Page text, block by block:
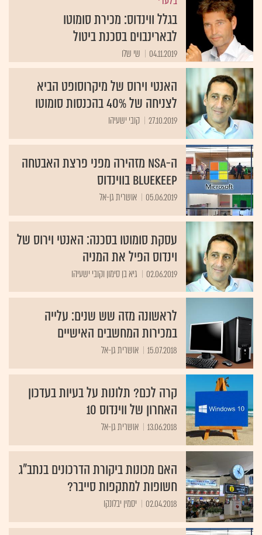
בגלל ווינדוס: מכירת סומוטו
לבארינבוים בסכנת ביטול
04.11.2019 שי שלו
האנטי וירוס של מיקרוסופט הביא
לצניחה של 40% בהכנסות סומוטו
27.10.2019 קובי ישעיהו
ה-NSA מזהירה מפני פרצת האבטחה
BlueKeep בווינדוס
05.06.2019 אושרית גן-אל
עסקת סומוטו בסכנה: האנטי וירוס של
וינדוס הפיל את המניה
02.06.2019 גיא בן סימון וקובי ישעיהו
לראשונה מזה שש שנים: עלייה
במכירות המחשבים האישיים
15.07.2018 אושרית גן-אל
קרה לכם? תלונות על בעיות בעדכון
האחרון של ווינדוס 10
13.06.2018 אושרית גן-אל
האם מכונות ביקורת הדרכונים בנתב"ג
חשופות למתקפות סייבר?
02.04.2018 יסמין יבלונקו